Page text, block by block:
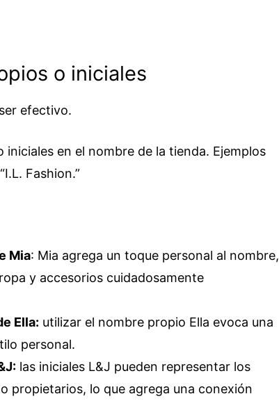
o iniciales
efectivo.
en el nombre de la tienda. Ejemplos
Fashion.”
Mia: Mia agrega un toque personal al nombre,
y accesorios cuidadosamente
Ella: utilizar el nombre propio Ella evoca una
personal.
las iniciales L&J pueden representar los
propietarios, lo que agrega una conexión